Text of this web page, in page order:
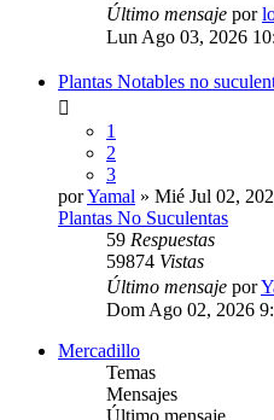
Último mensaje por
Lun Ago 03, 2026
Plantas Notables no
1
2
3
porYamal » Mié Jul 02,
Plantas No Suculentas
59 Respuestas
59874 Vistas
Último mensaje por
Dom Ago 02, 2026
Mercadillo
Temas
Mensajes
Último mensaje